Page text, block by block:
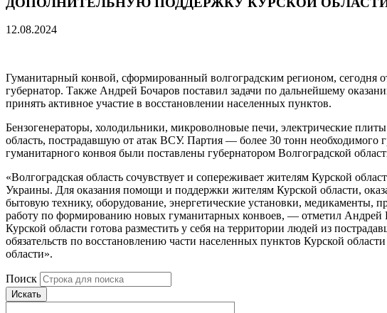
12.08.2024
Гуманитарный конвой, сформированный волгоградским регионом, сегодня
губернатор. Также Андрей Бочаров поставил задачи по дальнейшему
принять активное участие в восстановлении населенных пунктов.
Бензогенераторы, холодильники, микроволновые печи, электрические
область, пострадавшую от атак ВСУ. Партия — более 30 тонн необходимого
гуманитарного конвоя были поставлены губернатором Волгоградской
«Волгоградская область сочувствует и сопереживает жителям Курской
Украины. Для оказания помощи и поддержки жителям Курской области,
бытовую технику, оборудование, энергетические установки, медикаменты,
работу по формированию новых гуманитарных конвоев, — отметил Андрей
Курской области готова разместить у себя на территории людей из
обязательств по восстановлению части населенных пунктов Курской
области».
Поиск
Искать